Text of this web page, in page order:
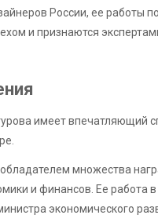
России, ее работы
и признаются
имеет впечатляющий
множества
и финансов. Ее работа в
экономического